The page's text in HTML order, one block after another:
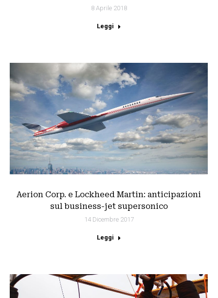
8 Aprile 2018
Leggi
Aerion Corp. e Lockheed Martin: anticipazioni
sul business-jet supersonico
14 Dicembre 2017
Leggi